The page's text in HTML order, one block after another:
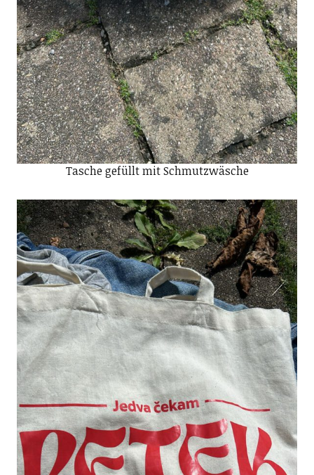
Tasche gefüllt mit Schmutzwäsche